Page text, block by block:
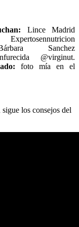
Lince Madrid
Sanchez
@virginut.
foto mía en el
los consejos del